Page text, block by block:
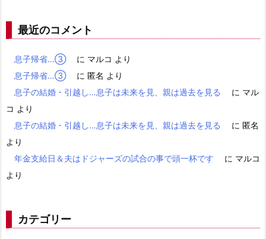
最近のコメント
息子帰省…③ に マルコ より
息子帰省…③
に 匿名 より
息子の結婚・引越し…息子は未来を見、親は過去を見る
に マル
コ より
息子の結婚・引越し…息子は未来を見、親は過去を見る
に 匿名
より
年金支給日＆夫はドジャーズの試合の事で頭一杯です
に マルコ
より
カテゴリー